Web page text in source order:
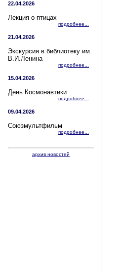
22.04.2026
Лекция о птицах
подробнее...
21.04.2026
Экскурсия в библиотеку им.
В.И.Ленина
подробнее...
15.04.2026
День Космонавтики
подробнее...
09.04.2026
Союзмультфильм
подробнее...
архив новостей